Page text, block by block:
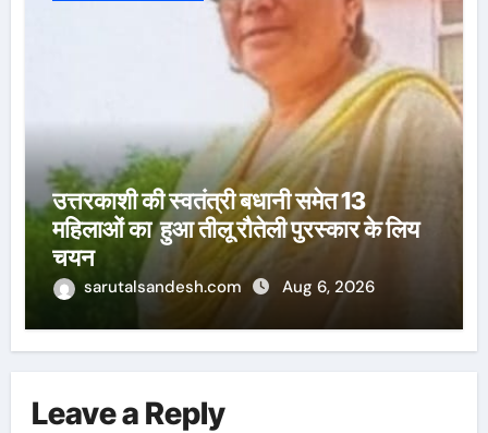
उत्तरकाशी की स्वतंत्री बधानी समेत 13
महिलाओं का हुआ तीलू रौतेली पुरस्कार के लिय
चयन
sarutalsandesh.com Aug 6, 2026
Leave a Reply